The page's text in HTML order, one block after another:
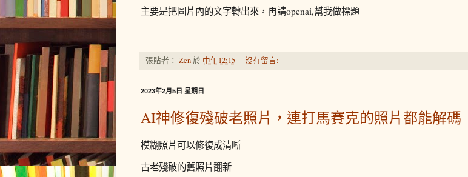
主要是把圖片內的文字轉出來，再請openai,幫我做標題
張貼者： Zen於 中午12:15 沒有留言:
2023年2月5日 星期日
AI神修復殘破老照片，連打馬賽克的照片都能解碼
模糊照片可以修復成清晰
古老殘破的舊照片翻新